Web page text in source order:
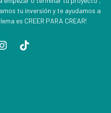
tu inversión y te ayudamos a
es CREER PARA CREAR!